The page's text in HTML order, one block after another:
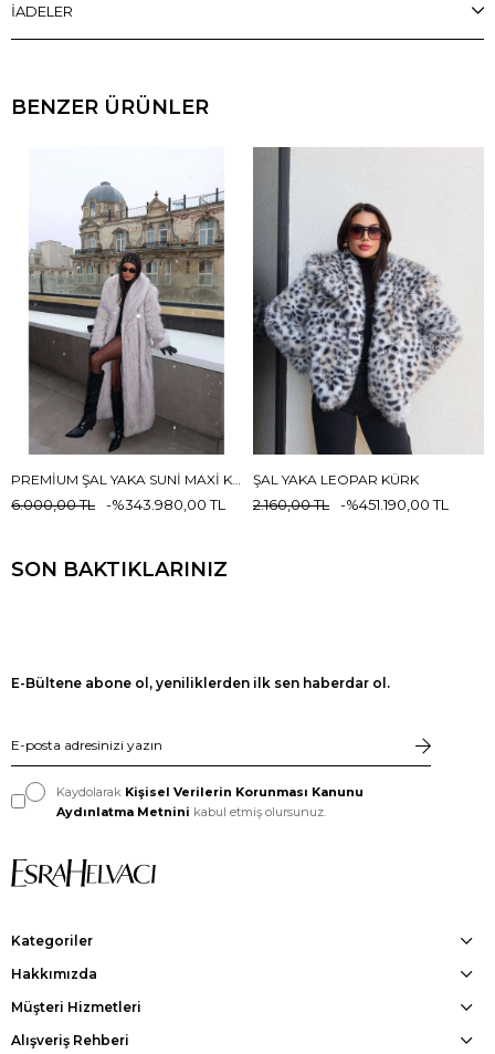
İADELER
BENZER ÜRÜNLER
3.980,00 TL
%34
6.000,00 TL
ŞAL YAKA LEOPAR KÜRK
1.190,00 TL
%45
2.160,00 TL
SON BAKTIKLARINIZ
E-Bültene abone ol, yeniliklerden ilk sen haberdar ol.
Kaydolarak Kişisel Verilerin Korunması Kanunu
Aydınlatma Metnini kabul etmiş olursunuz.
Kategoriler
Hakkımızda
Müşteri Hizmetleri
Alışveriş Rehberi